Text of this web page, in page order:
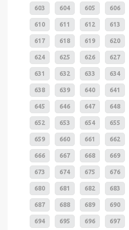
603 604 605 606
610 611 612 613
617 618 619 620
624 625 626 627
631 632 633 634
638 639 640 641
645 646 647 648
652 653 654 655
659 660 661 662
666 667 668 669
673 674 675 676
680 681 682 683
687 688 689 690
694 695 696 697